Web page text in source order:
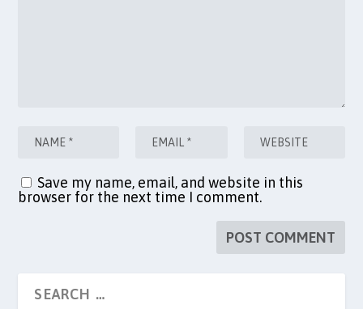
Save my name, email, and website in this
browser for the next time I comment.